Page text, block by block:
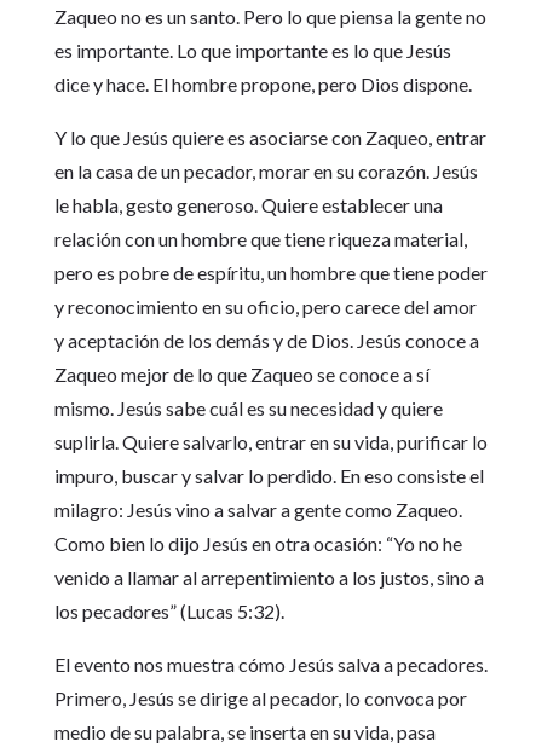
Zaqueo no es un santo. Pero lo que piensa la gente no
es importante. Lo que importante es lo que Jesús
dice y hace. El hombre propone, pero Dios dispone.
Y lo que Jesús quiere es asociarse con Zaqueo, entrar
en la casa de un pecador, morar en su corazón. Jesús
le habla, gesto generoso. Quiere establecer una
relación con un hombre que tiene riqueza material,
pero es pobre de espíritu, un hombre que tiene poder
y reconocimiento en su oficio, pero carece del amor
y aceptación de los demás y de Dios. Jesús conoce a
Zaqueo mejor de lo que Zaqueo se conoce a sí
mismo. Jesús sabe cuál es su necesidad y quiere
suplirla. Quiere salvarlo, entrar en su vida, purificar lo
impuro, buscar y salvar lo perdido. En eso consiste el
milagro: Jesús vino a salvar a gente como Zaqueo.
Como bien lo dijo Jesús en otra ocasión: “Yo no he
venido a llamar al arrepentimiento a los justos, sino a
los pecadores” (Lucas 5:32).
El evento nos muestra cómo Jesús salva a pecadores.
Primero, Jesús se dirige al pecador, lo convoca por
medio de su palabra, se inserta en su vida, pasa